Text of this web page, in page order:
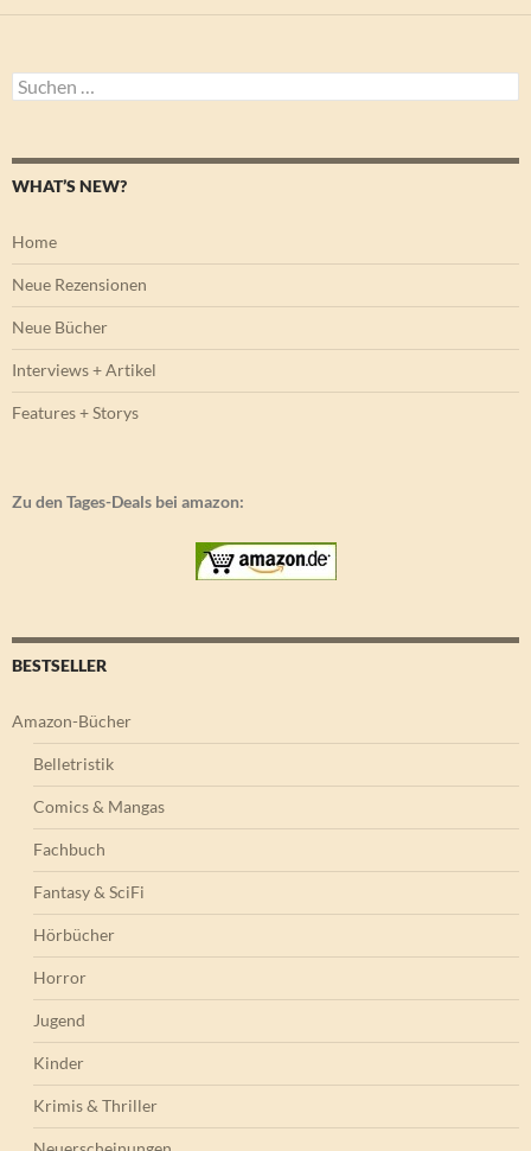
Suchen
nach:
WHAT’S NEW?
Home
Neue Rezensionen
Neue Bücher
Interviews + Artikel
Features + Storys
Zu den Tages-Deals bei amazon:
BESTSELLER
Amazon-Bücher
Belletristik
Comics & Mangas
Fachbuch
Fantasy & SciFi
Hörbücher
Horror
Jugend
Kinder
Krimis & Thriller